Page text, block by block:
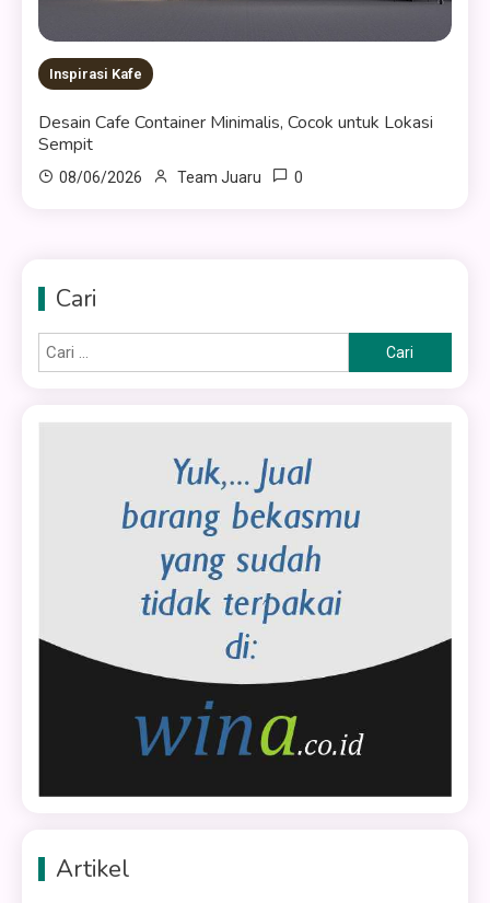
Inspirasi Kafe
Desain Cafe Container Minimalis, Cocok untuk Lokasi
Sempit
08/06/2026 Team Juaru 0
Cari
untuk:
Artikel